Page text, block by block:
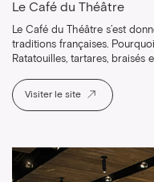
Le Café du Théâtre
Le Café du Théâtre s’est
traditions françaises.
Ratatouilles, tartares,
Visiter le site